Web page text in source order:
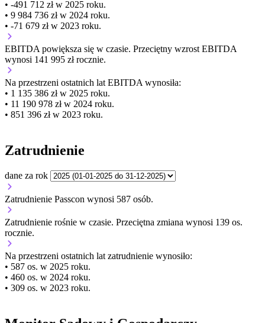
• -491 712 zł w 2025 roku.
• 9 984 736 zł w 2024 roku.
• -71 679 zł w 2023 roku.
EBITDA powiększa się w czasie. Przeciętny wzrost EBITDA
wynosi 141 995 zł rocznie.
Na przestrzeni ostatnich lat EBITDA wynosiła:
• 1 135 386 zł w 2025 roku.
• 11 190 978 zł w 2024 roku.
• 851 396 zł w 2023 roku.
Zatrudnienie
dane za rok
Zatrudnienie Passcon wynosi 587 osób.
Zatrudnienie rośnie w czasie. Przeciętna zmiana wynosi 139 os.
rocznie.
Na przestrzeni ostatnich lat zatrudnienie wynosiło:
• 587 os. w 2025 roku.
• 460 os. w 2024 roku.
• 309 os. w 2023 roku.